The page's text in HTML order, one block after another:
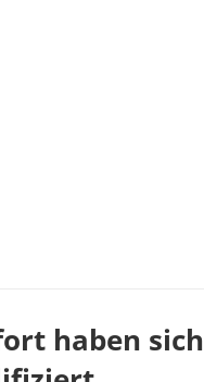
haben